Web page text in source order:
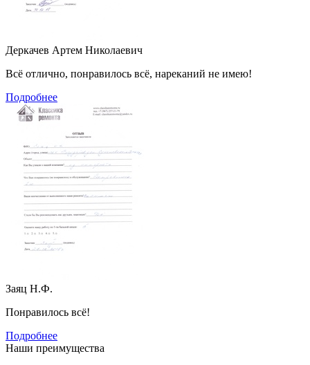
Деркачев Артем Николаевич
Всё отлично, понравилось всё, нареканий не имею!
Подробнее
Заяц Н.Ф.
Понравилось всё!
Подробнее
Наши преимущества